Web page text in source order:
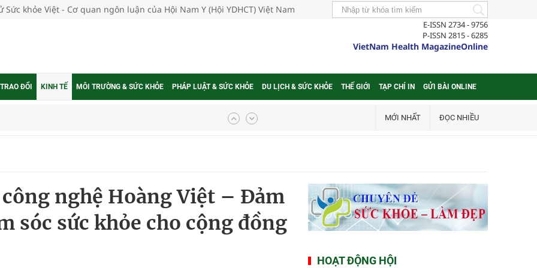
Sức khỏe Việt - Cơ quan ngôn luận của Hội Nam Y (Hội YDHCT) Việt Nam
E-ISSN 2734 - 9756
P-ISSN 2815 - 6285
VietNam Health MagazineOnline
ĐỔI KINH TẾ MÔI TRƯỜNG & SỨC KHỎE PHÁP LUẬT & SỨC KHỎE DU LỊCH & SỨC KHỎE THẾ GIỚI TẠP CHÍ IN GỬI BÀI ONLINE
thuốc
khám sàng lọc cho người dân
cực hiệu quả
gia
MỚI NHẤT ĐỌC NHIỀU
nghệ Hoàng Việt – Đảm
sóc sức khỏe cho cộng đồng
HOẠT ĐỘNG HỘI